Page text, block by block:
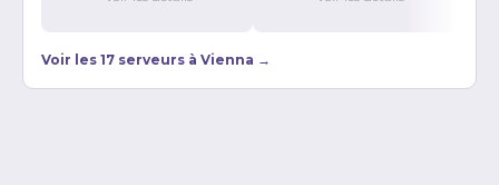
Voir les 17 serveurs à Vienna →